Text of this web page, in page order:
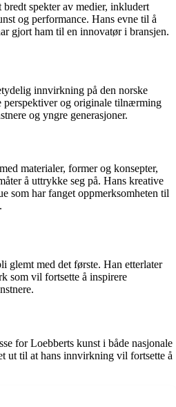
spekter av medier, inkludert
og performance. Hans evne til å
gjort ham til en innovatør i bransjen.
innvirkning på den norske
perspektiver og originale tilnærming
og yngre generasjoner.
materialer, former og konsepter,
å uttrykke seg på. Hans kreative
som har fanget oppmerksomheten til
glemt med det første. Han etterlater
som vil fortsette å inspirere
for Loebberts kunst i både nasjonale
ut til at hans innvirkning vil fortsette å